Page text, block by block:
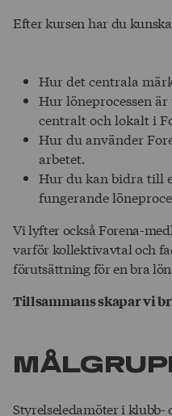
Efter kursen har du
Hur det centrala
Hur löneprocessen
centralt och lokalt i
Hur du använder
arbetet.
Hur du kan bidra till
fungerande
Vi lyfter också Forena-
varför kollektivavtal och
förutsättning för en bra
Tillsammans skapar vi
Styrelseledamöter i klubb-